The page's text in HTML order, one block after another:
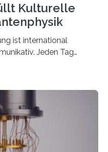
Kulturelle
ist international
Jeden Tag
Neue
Dies ist der Alltag in
die dieses Jahr 100
die UNESCO 2025 zum
und -